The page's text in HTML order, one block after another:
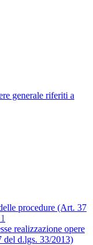
generale riferiti a
procedure (Art. 37
1
realizzazione opere
d.lgs. 33/2013)